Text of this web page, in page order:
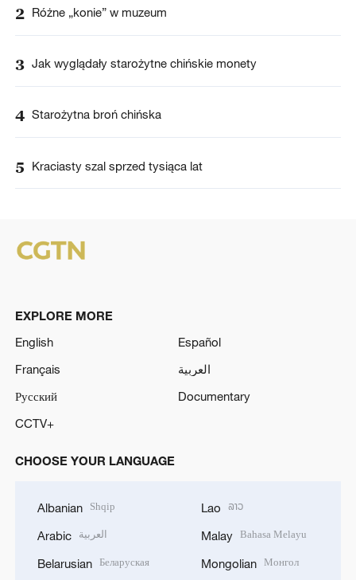
2 Różne „konie” w muzeum
3 Jak wyglądały starożytne chińskie monety
4 Starożytna broń chińska
5 Kraciasty szal sprzed tysiąca lat
EXPLORE MORE
English
Español
Français
العربية
Русский
Documentary
CCTV+
CHOOSE YOUR LANGUAGE
Albanian Shqip
Arabic العربية
Belarusian Беларуская
Lao ລາວ
Malay Bahasa Melayu
Mongolian Монгол